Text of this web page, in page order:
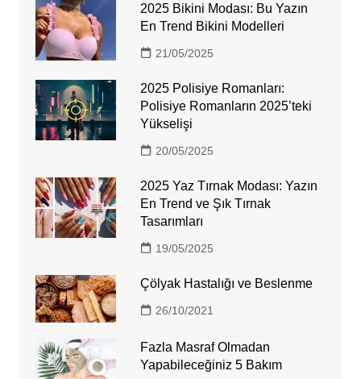
2025 Bikini Modası: Bu Yazın
En Trend Bikini Modelleri
21/05/2025
2025 Polisiye Romanları:
Polisiye Romanların 2025’teki
Yükselişi
20/05/2025
2025 Yaz Tırnak Modası: Yazın
En Trend ve Şık Tırnak
Tasarımları
19/05/2025
Çölyak Hastalığı ve Beslenme
26/10/2021
Fazla Masraf Olmadan
Yapabileceğiniz 5 Bakım